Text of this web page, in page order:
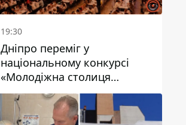
19:30
Дніпро переміг у
національному конкурсі
«Молодіжна столиця
України – 2026»